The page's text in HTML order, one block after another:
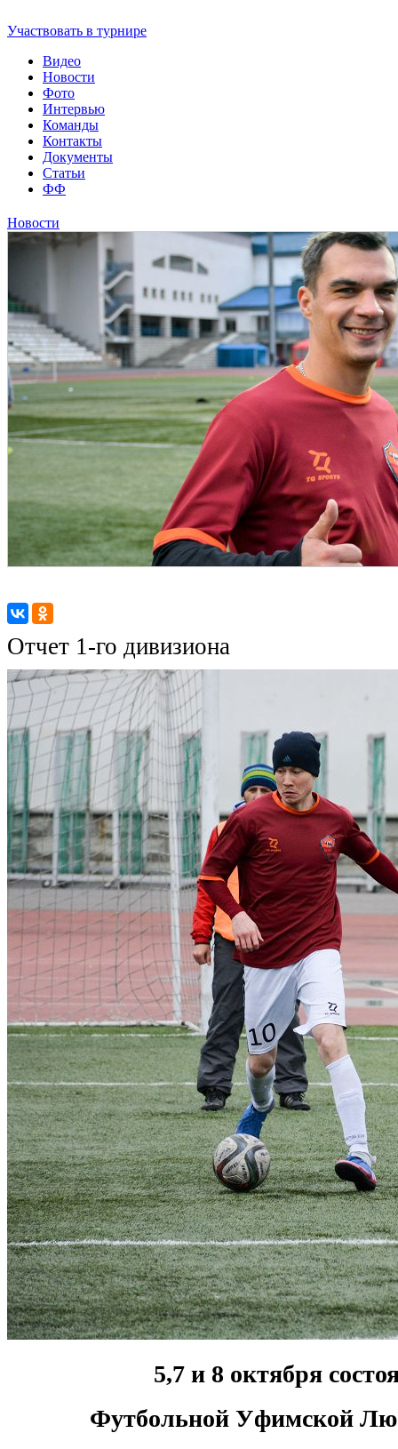
Участвовать в турнире
Видео
Новости
Фото
Интервью
Команды
Контакты
Документы
Статьи
ФФ
Новости
Отчет 1-го дивизиона
5,7 и 8 октября
Футбольной Уфимской